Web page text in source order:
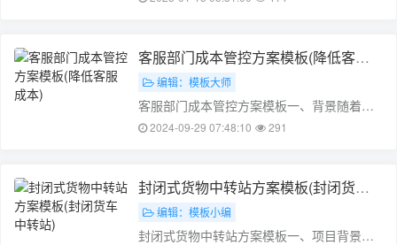
热等服务以及部分小吃和饮品。在过去的一
段时间里，门面房的经营状况并不理想，主
要……
客服部门成本管控方案模板(降低客服
成本)编辑：模板大师
客服部门成本管控方案模板一、背景随着互
联网行业的快速发展，客服部门的成本控制
成本、运营成本等。为了降低成本，提高企
业的运营效率，本文将制定一套客服部门成
本……
2024-09-29 07:48:10 291
封闭式货物中转站方案模板(封闭货车
中转站)
编辑：模板小编
封闭式货物中转站方案模板一、项目背景随